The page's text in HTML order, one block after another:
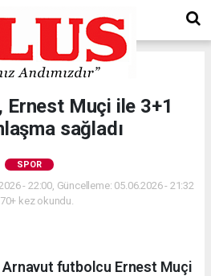
Ernest Muçi ile 3+1
sağladı
SPOR
- 22:00, Güncelleme: 05.06.2026 - 21:32
kez okundu.
futbolcu Ernest Muçi